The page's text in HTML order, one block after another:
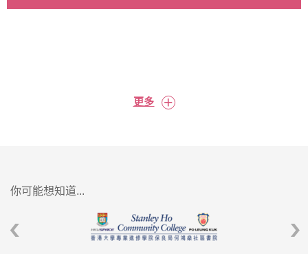
更多 +
你可能想知道...